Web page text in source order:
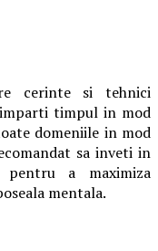
cerinte si tehnici
imparti timpul in mod
domeniile in mod
sa inveti in
pentru a maximiza
mentala.